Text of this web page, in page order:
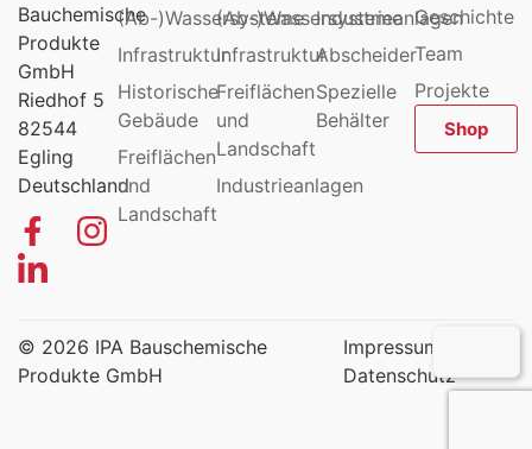
Bauchemische
Produkte
GmbH
Riedhof 5
82544
Egling
Deutschland
(Ab-)Wassersysteme
Infrastruktur
Historische
Gebäude
Freiflächen
und
Landschaft
(Ab-)Wassersysteme
Infrastruktur
Freiflächen
und
Landschaft
Industrieanlagen
Industrieanlagen
Abscheider
Spezielle
Behälter
Geschichte
Team
Projekte
Shop
© 2026 IPA Bauschemische
Produkte GmbH
Impressum
Datenschutz